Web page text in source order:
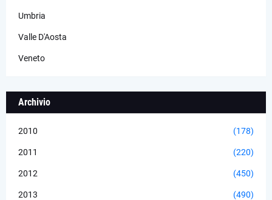
Umbria
Valle D'Aosta
Veneto
Archivio
2010 (178)
2011 (220)
2012 (450)
2013 (490)